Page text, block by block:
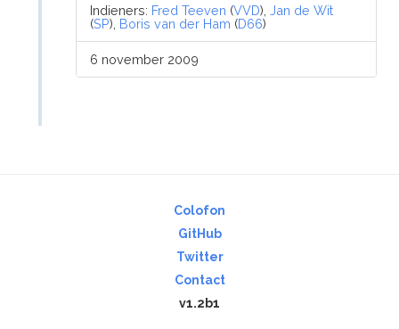
Indieners: Fred Teeven (VVD),Jan de Wit
(SP), Boris van der Ham (D66)
6 november 2009
Colofon
GitHub
Twitter
Contact
v1.2b1